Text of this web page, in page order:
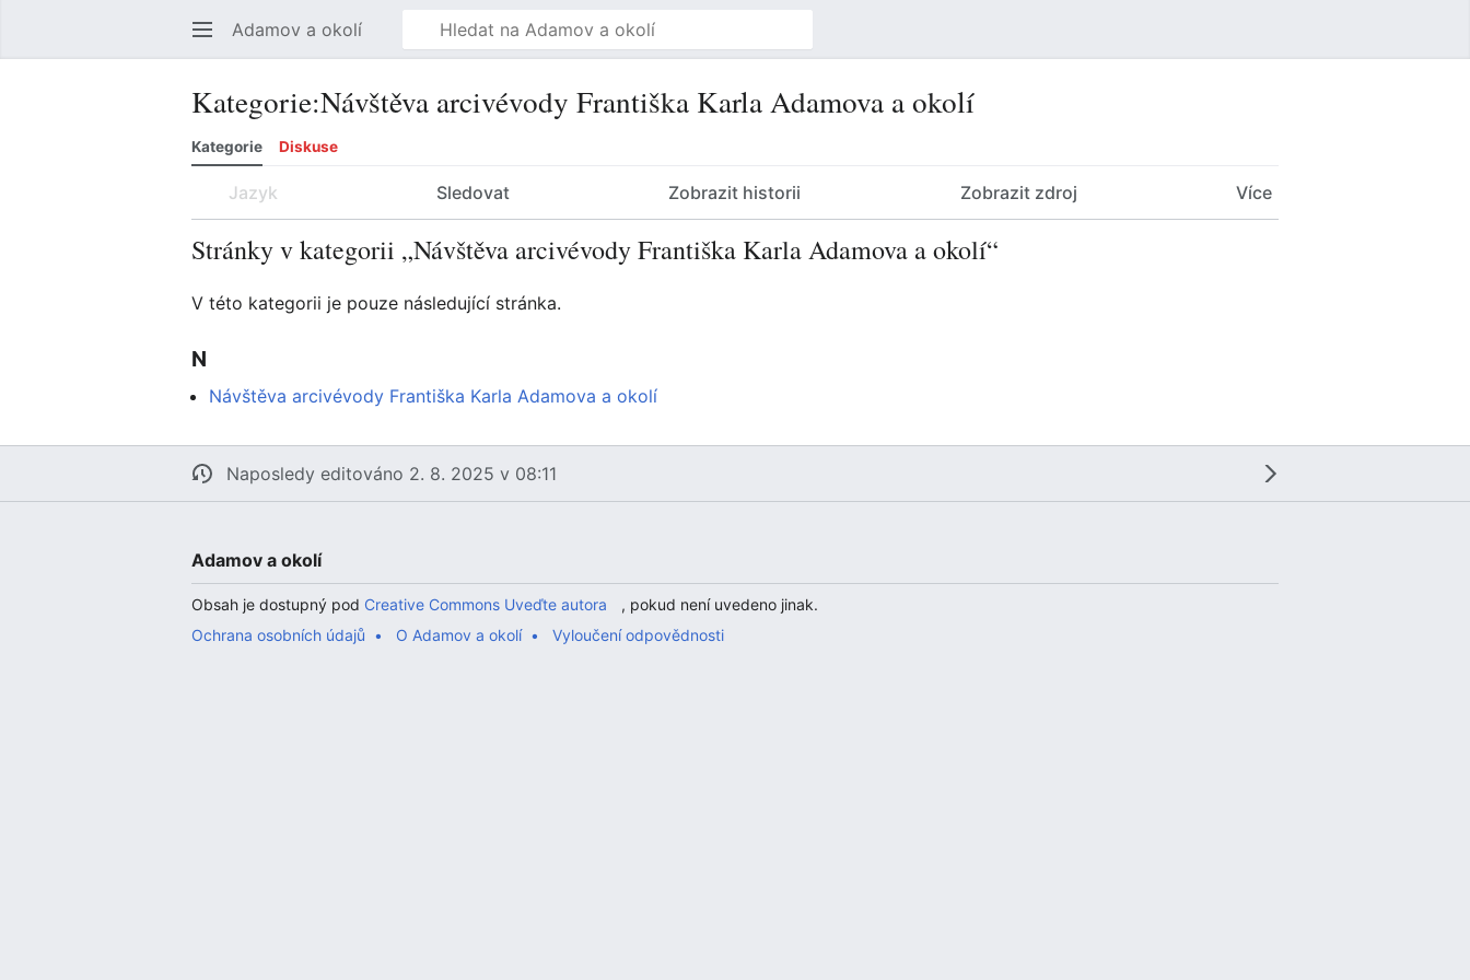
Adamov a okolí
Kategorie:Návštěva arcivévody Františka Karla Adamova a okolí
Kategorie Diskuse
Jazyk Sledovat Zobrazit historii Zobrazit zdroj Více
Stránky v kategorii „Návštěva arcivévody Františka Karla Adamova a okolí“
V této kategorii je pouze následující stránka.
N
Návštěva arcivévody Františka Karla Adamova a okolí
Naposledy editováno 2. 8. 2025 v 08:11
Adamov a okolí
Obsah je dostupný pod Creative Commons Uveďte autora
, pokud není uvedeno jinak.
Ochrana osobních údajů
O Adamov a okolí Vyloučení odpovědnosti